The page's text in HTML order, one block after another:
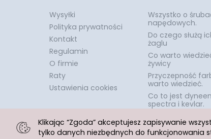
Wysyłki
Polityka prywatności
Kontakt
Regulamin
O firmie
Raty
Ustawienia cookies
Wszystko o
napędowych.
Do czego służą
żaglu
Co warto
żywicy
Przyczepność
warto wiedzieć.
Co to jest
spectra i kevlar.
Klikając “Zgoda” akceptujesz zapisywanie
tylko danych niezbędnych do funkcjonowania